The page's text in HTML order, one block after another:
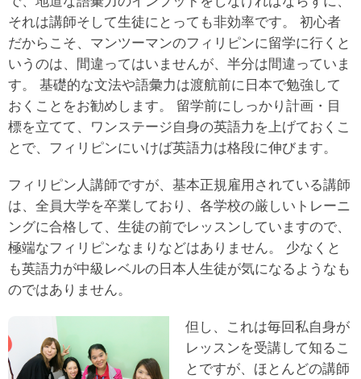
それは講師そして生徒にとっても非効率です。 初心者
だからこそ、マンツーマンのフィリピンに留学に行くと
いうのは、間違ってはいませんが、半分は間違っていま
す。 基礎的な文法や語彙力は渡航前に日本で勉強して
おくことをお勧めします。 留学前にしっかり計画・目
標を立てて、ワンステージ自身の英語力を上げておくこ
とで、フィリピンにいけば英語力は格段に伸びます。
フィリピン人講師ですが、基本正規雇用されている講師
は、全員大学を卒業しており、各学校の厳しいトレーニ
ングに合格して、生徒の前でレッスンしていますので、
極端なフィリピンなまりなどはありません。 少なくと
も英語力が中級レベルの日本人生徒が気になるようなも
のではありません。
但し、これは毎回私自身が
レッスンを受講して知るこ
とですが、ほとんどの講師